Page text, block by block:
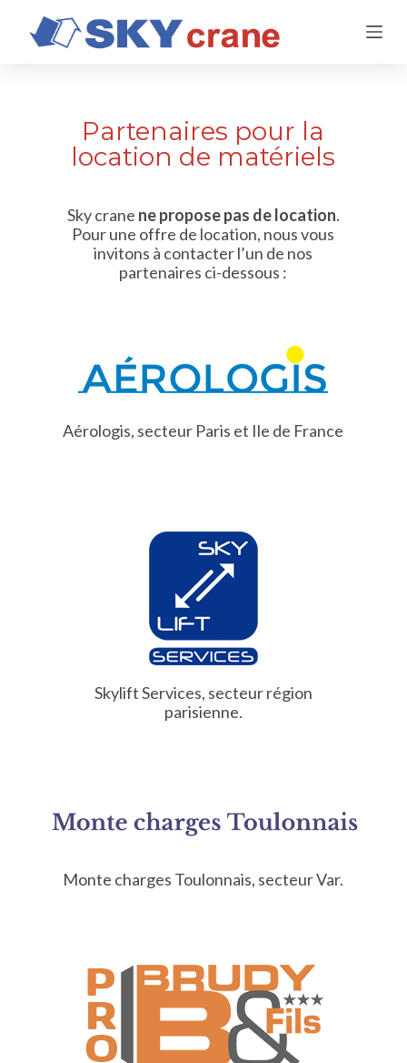
Partenaires pour la
location de matériels
Sky crane ne propose pas de location.
Pour une offre de location, nous vous
invitons à contacter l’un de nos
partenaires ci-dessous :
Aérologis, secteur Paris et Ile de France
Skylift Services, secteur région
parisienne.
Monte charges Toulonnais, secteur Var.